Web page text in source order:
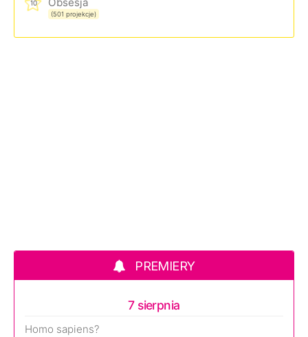
10
(501 projekcje)
PREMIERY
7 sierpnia
Homo sapiens?